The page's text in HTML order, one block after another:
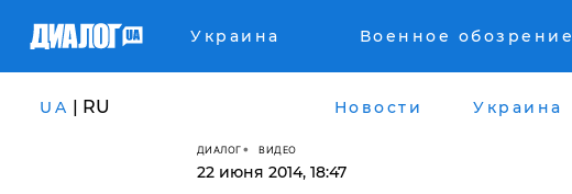
Украина Военное обозрение
UA | RU Новости Украина
ДИАЛОГ ВИДЕО
22 июня 2014, 18:47